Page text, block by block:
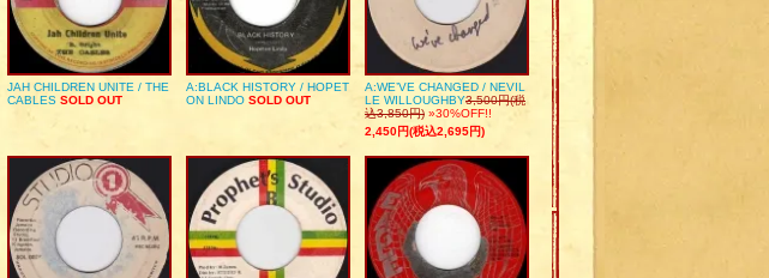
JAH CHILDREN UNITE / THE
CABLES SOLD OUT
A:BLACK HISTORY / HOPET
ON LINDO SOLD OUT
A:WE’VE CHANGED / NEVIL
LE WILLOUGHBY3,500円(税
込3,850円) »30%OFF!!
2,450円(税込2,695円)